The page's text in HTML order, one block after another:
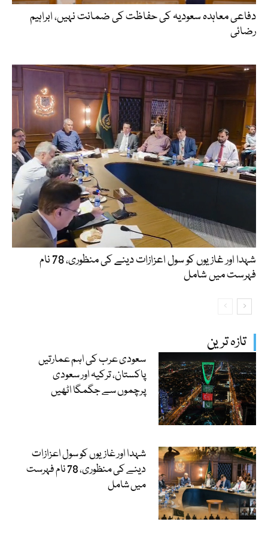
تازہ ترین
سعودی عرب کی اہم عمارتیں
پاکستان، ترکیہ اور سعودی
پرچموں سے جگمگا اٹھیں
شہدا اور غازیوں کو سول اعزازات
دینے کی منظوری، 78 نام فہرست
میں شامل
دفاعی معاہدہ سعودیہ کی حفاظت کی ضمانت نہیں، ابراہیم
رضائی
شہدا اور غازیوں کو سول اعزازات دینے کی منظوری، 78 نام
فہرست میں شامل